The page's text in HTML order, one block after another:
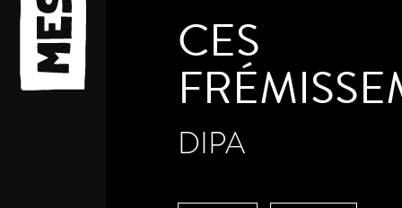
CES
DIPA